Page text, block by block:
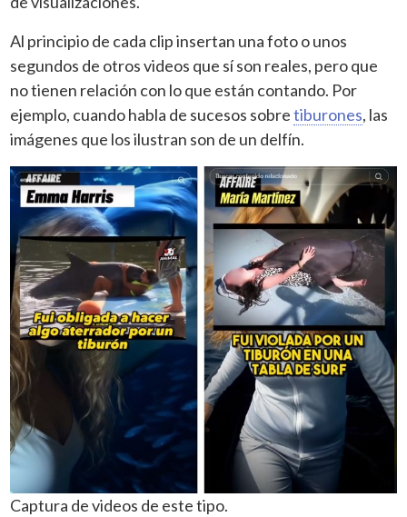
Al principio de cada clip insertan una foto o unos
segundos de otros videos que sí son reales, pero que
no tienen relación con lo que están contando. Por
ejemplo, cuando habla de sucesos sobretiburones, las
imágenes que los ilustran son de un delfín.
Captura de videos de este tipo.